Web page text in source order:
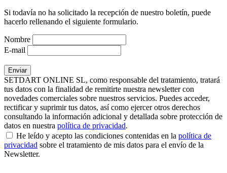
Si todavía no ha solicitado la recepción de nuestro boletín, puede
hacerlo rellenando el siguiente formulario.
Nombre
E-mail
SETDART ONLINE SL, como responsable del tratamiento, tratará
tus datos con la finalidad de remitirte nuestra newsletter con
novedades comerciales sobre nuestros servicios. Puedes acceder,
rectificar y suprimir tus datos, así como ejercer otros derechos
consultando la información adicional y detallada sobre protección de
datos en nuestra política de privacidad.
He leído y acepto las condiciones contenidas en la política de
privacidad sobre el tratamiento de mis datos para el envío de la
Newsletter.